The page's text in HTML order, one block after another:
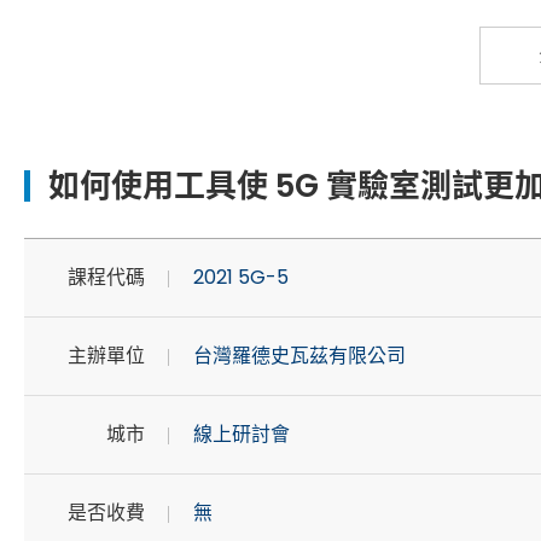
如何使用工具使 5G 實驗室測試更
課程代碼 2021 5G-5
主辦單位 台灣羅德史瓦茲有限公司
城市 線上研討會
是否收費 無